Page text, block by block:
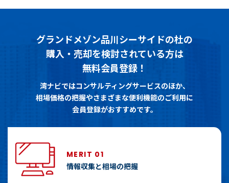
グランドメゾン品川シーサイドの杜の
購入・売却を検討されている方は
無料会員登録！
湾ナビではコンサルティングサービスのほか、
相場価格の把握やさまざまな便利機能のご利用に
会員登録がおすすめです。
MERIT 01
情報収集と相場の把握